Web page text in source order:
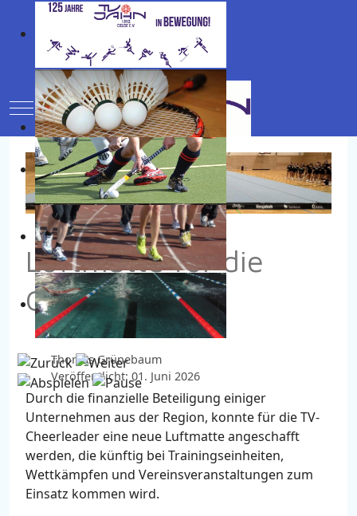
Mobile Menu Toggle
Luftmatte für die
Cheerleader
Thomas Grünebaum
Veröffentlicht: 01. Juni 2026
Durch die finanzielle Beteiligung einiger
Unternehmen aus der Region, konnte für die TV-
Cheerleader eine neue Luftmatte angeschafft
werden, die künftig bei Trainingseinheiten,
Wettkämpfen und Vereinsveranstaltungen zum
Einsatz kommen wird.